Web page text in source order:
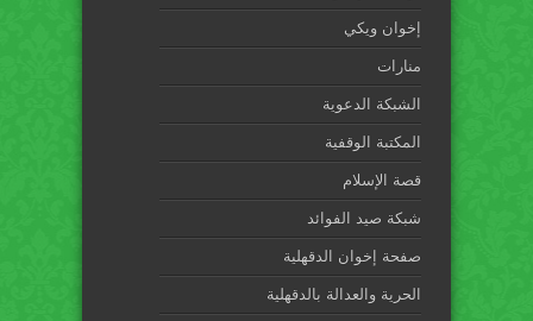
إخوان ويكي
منارات
الشبكة الدعوية
المكتبة الوقفية
قصة الإسلام
شبكة صيد الفوائد
صفحة إخوان الدقهلية
الحرية والعدالة بالدقهلية